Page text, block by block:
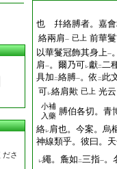
ださ
也 幷絡膊者。嘉會
絡兩肩一 已上 前華
以華鬘冠飾其身上一
肩一。爾乃可レ獻二二
具加 二絡膊一。依 二 此
可レ絡肩歟 已上 光
小補
入藥 膊伯各切。青
絡レ肩也。今案。烏
神線類乎。彼曰。
レ繩。麁如 二三指一。